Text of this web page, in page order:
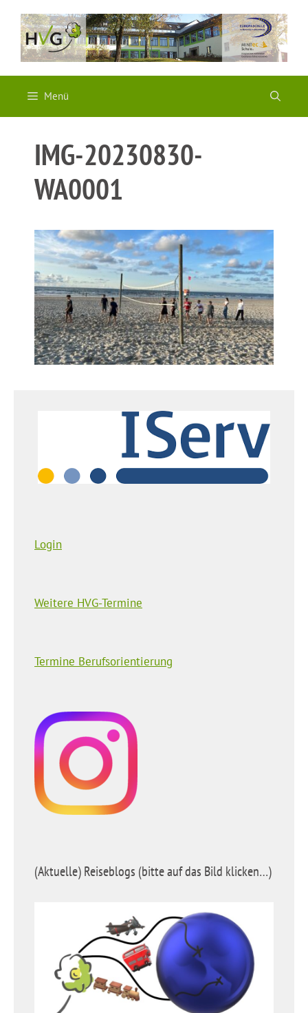
Inhalt
springen
Menü
IMG-20230830-
WA0001
Login
Weitere HVG-Termine
Termine Berufsorientierung
(Aktuelle) Reiseblogs (bitte auf das Bild klicken…)